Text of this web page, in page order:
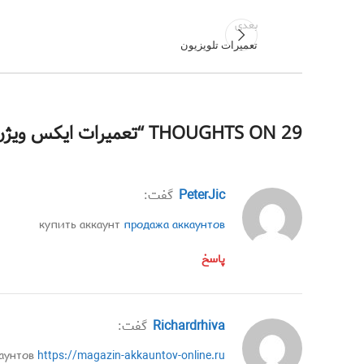
بعدی
تعمیرات تلویزیون
29 THOUGHTS ON “ تعمیرات ایکس
PeterJic گفت:
купить аккаунт продажа аккаунтов
پاسخ
Richardrhiva گفت:
https://magazin-akkauntov-online.ru/